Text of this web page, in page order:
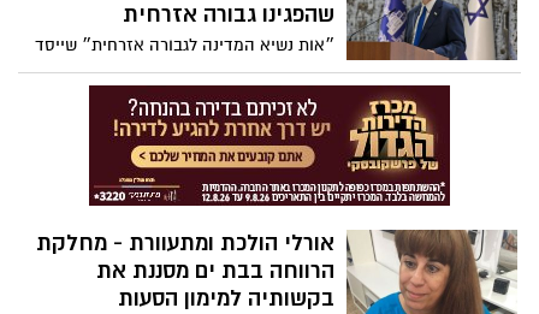
שהפגינו גבורה אזרחית
״אות נשיא המדינה לגבורה אזרחית״ שייסד
הנשיא הרצוג על רקע אירועי ה-7 באוקטובר,
יוענק לאזרחים שפעלו בגבורה יוצאת דופן
תוך ערבות הדדית וחירוף נפש במטרה להציל
חיי אדם, ואינם נמנים עם כוחות הביטחון
השונים. את האות ניתן יהיה להעניק גם למי
שאינו בין החיים. זו ההזדמנות להגיש
ראויים לקבל את האות
אורלי הולכת ומתעוורת - מחלקת
הרווחה בבת ים מסננת את
בקשותיה למימון הסעות